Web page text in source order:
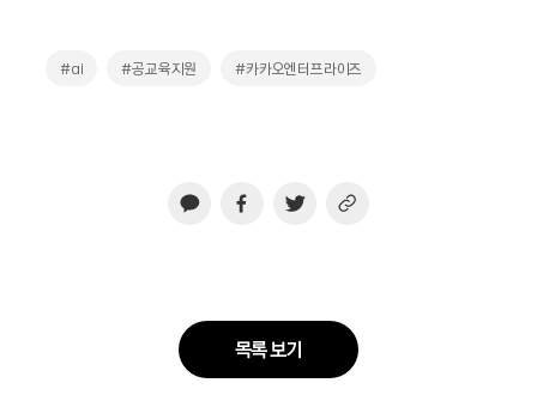
#ai #공교육지원 #카카오엔터프라이즈
목록 보기